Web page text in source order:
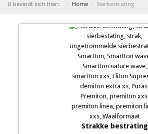
U bevindt zich hier: Home Sierbestrating
Strakke bestrating